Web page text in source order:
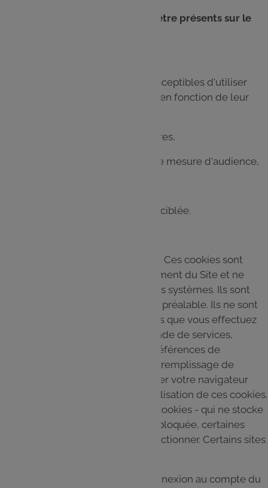
Quels types de cookies peuvent être présents sur le
Les cookies que nous sommes susceptibles d'utiliser
sont répartis en quatre catégories en fonction de leur
- les cookies strictement nécessaires,
- les cookies de performance et de mesure d'audience,
- et les cookies pour une publicité ciblée.
Ces cookies sont
indispensables au bon fonctionnement du Site et ne
peuvent pas être désactivés de nos systèmes. Ils sont
donc exemptés de consentement préalable. Ils ne sont
activés qu'en réponse à des actions que vous effectuez
et qui correspondent à une demande de services,
comme la configuration de vos préférences de
confidentialité, la connexion ou le remplissage de
formulaires. Vous pouvez configurer votre navigateur
pour bloquer ou être alerté de l'utilisation de ces cookies.
Cependant, si cette catégorie de cookies - qui ne stocke
aucune donnée personnelle - est bloquée, certaines
parties du Site ne pourront pas fonctionner. Certains sites
Exemples : choix de la langue, connexion au compte du